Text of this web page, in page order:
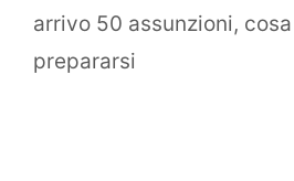
arrivo 50 assunzioni,
prepararsi